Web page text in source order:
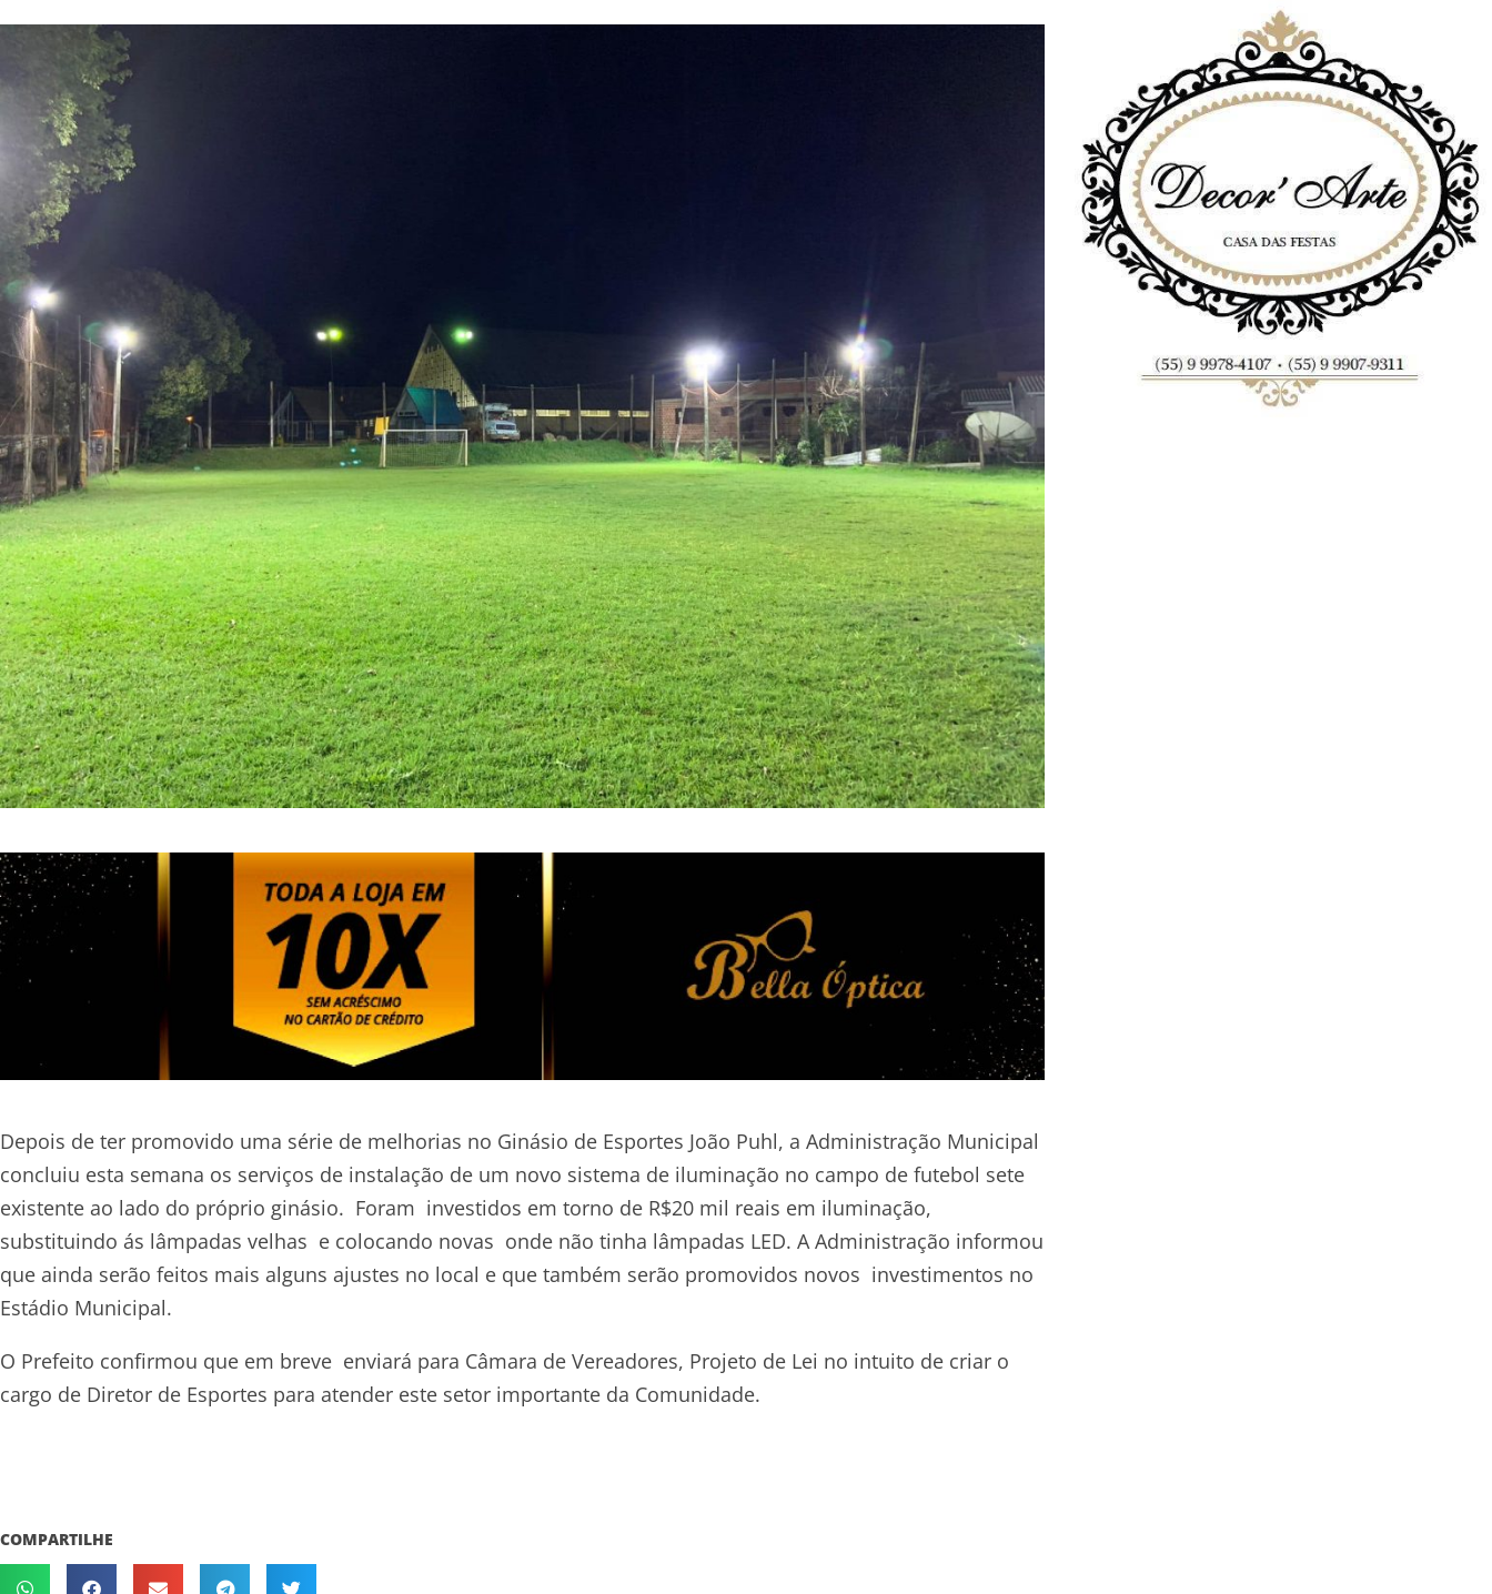
Depois de ter promovido uma série de melhorias no Ginásio de Esportes João Puhl, a Administração Municipal
concluiu esta semana os serviços de instalação de um novo sistema de iluminação no campo de futebol sete
existente ao lado do próprio ginásio. Foram investidos em torno de R$20 mil reais em iluminação,
substituindo ás lâmpadas velhas e colocando novas onde não tinha lâmpadas LED. A Administração informou
que ainda serão feitos mais alguns ajustes no local e que também serão promovidos novos investimentos no
Estádio Municipal.
O Prefeito confirmou que em breve enviará para Câmara de Vereadores, Projeto de Lei no intuito de criar o
cargo de Diretor de Esportes para atender este setor importante da Comunidade.
COMPARTILHE